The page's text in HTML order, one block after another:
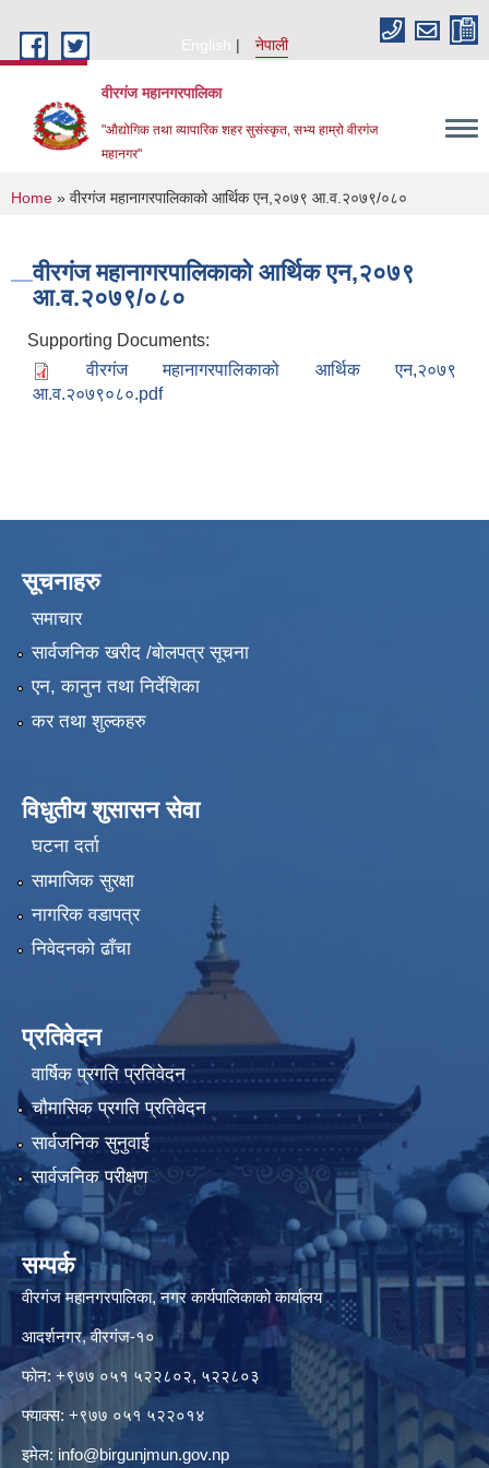
English
नेपाली
वीरगंज महानगरपालिका
"औद्योगिक तथा व्यापारिक शहर सुसंस्कृत, सभ्य हाम्रो वीरगंज
महानगर"
You are here
Home » वीरगंज महानागरपालिकाको आर्थिक एन,२०७९ आ.व.२०७९/०८०
वीरगंज महानागरपालिकाको आर्थिक एन,२०७९
आ.व.२०७९/०८०
Supporting Documents:
वीरगंज महानागरपालिकाको आर्थिक एन,२०७९
आ.व.२०७९०८०.pdf
सूचनाहरु
समाचार
सार्वजनिक खरीद /बोलपत्र सूचना
एन, कानुन तथा निर्देशिका
कर तथा शुल्कहरु
विधुतीय शुसासन सेवा
घटना दर्ता
सामाजिक सुरक्षा
नागरिक वडापत्र
निवेदनको ढाँचा
प्रतिवेदन
वार्षिक प्रगति प्रतिवेदन
चौमासिक प्रगति प्रतिवेदन
सार्वजनिक सुनुवाई
सार्वजनिक परीक्षण
सम्पर्क
वीरगंज महानगरपालिका, नगर कार्यपालिकाको कार्यालय
आदर्शनगर, वीरगंज-१०
फोन: +९७७ ०५१ ५२२८०२, ५२२८०३
फ्याक्स: +९७७ ०५१ ५२२०१४
इमेल: info@birgunjmun.gov.np